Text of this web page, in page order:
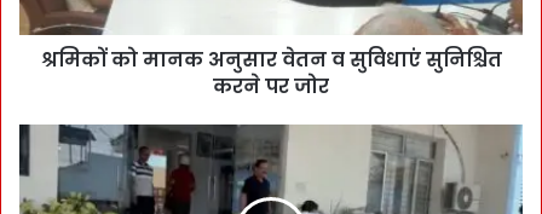
श्रमिकों को मानक अनुसार वेतन व सुविधाएं सुनिश्चित
करने पर जोर